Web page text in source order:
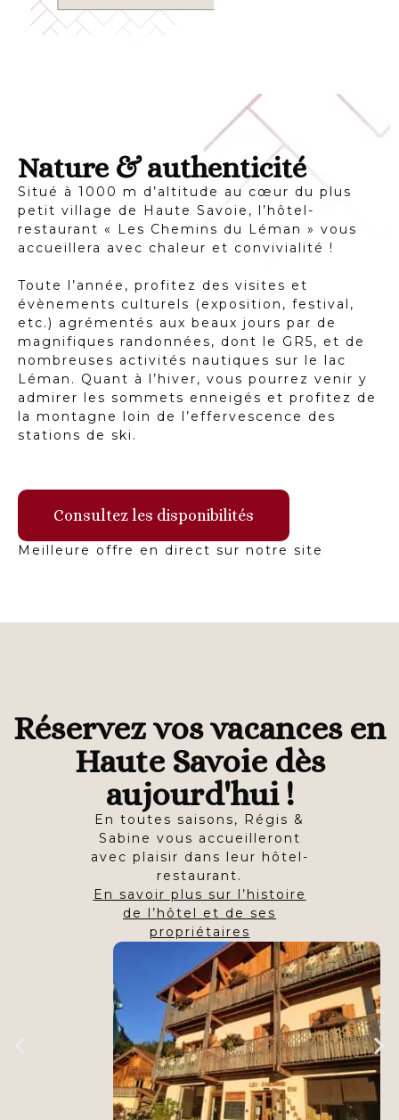
Nature & authenticité
Situé à 1000 m d’altitude au cœur du plus
petit village de Haute Savoie, l’hôtel-
restaurant « Les Chemins du Léman » vous
accueillera avec chaleur et convivialité !
Toute l’année, profitez des visites et
évènements culturels (exposition, festival,
etc.) agrémentés aux beaux jours par de
magnifiques randonnées, dont le GR5, et de
nombreuses activités nautiques sur le lac
Léman. Quant à l’ hiver, vous pourrez venir y
admirer les sommets enneigés et profitez de
la montagne loin de l’effervescence des
stations de ski.
Consultez les disponibilités
Meilleure offre en direct sur notre site
Réservez vos vacances en
Haute Savoie dès
aujourd'hui !
En toutes saisons, Régis &
Sabine vous accueilleront
avec plaisir dans leur hôtel-
restaurant.
En savoir plus sur l’histoire
de l’hôtel et de ses
propriétaires